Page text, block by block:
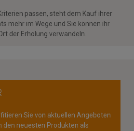
passen, steht dem Kauf ihrer
mehr im Wege und Sie können ihr
der Erholung verwandeln.
Sie von aktuellen Angeboten
den neuesten Produkten als